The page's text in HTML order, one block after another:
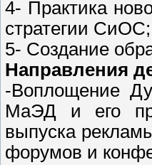
4- Практика
стратегии СиОС;
5- Создание
Направления
-Воплощение
МаЭД и его
выпуска
форумов и